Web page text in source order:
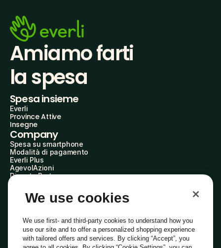
Amiamo farti
la spesa
Spesa insieme
Everli
Province Attive
Insegne
Company
Spesa su smartphone
Modalità di pagamento
Everli Plus
AgevolAzioni
Diventa Partner
Everli Shoppers
About Us
Everli News
Domande frequenti
Lavora con noi
Diventa Shopper
We use cookies
We use first- and third-party cookies to understand how you
use our site and to offer a personalized shopping experience
with tailored offers and services. By clicking “Accept”, you